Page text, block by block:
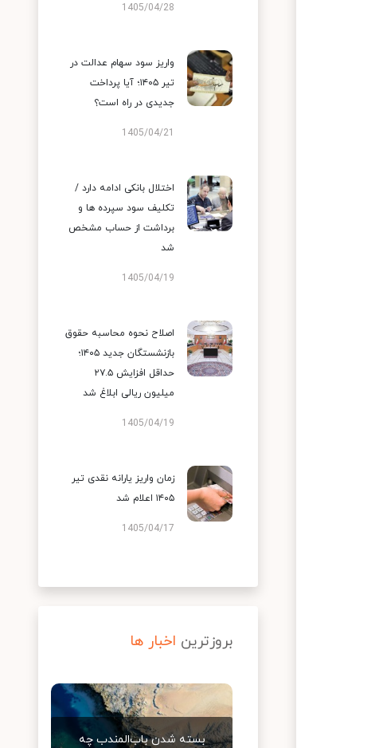
1405/04/28
واریز سود سهام عدالت در
تیر ۱۴۰۵؛ آیا پرداخت
جدیدی در راه است؟
1405/04/21
اختلال بانکی ادامه دارد /
تکلیف سود سپرده ها و
برداشت از حساب مشخص
شد
1405/04/19
اصلاح نحوه محاسبه حقوق
بازنشستگان جدید ۱۴۰۵؛
حداقل افزایش ۲۷.۵
میلیون ریالی ابلاغ شد
1405/04/19
زمان واریز یارانه نقدی تیر
۱۴۰۵ اعلام شد
1405/04/17
بروزترین اخبار ها
بسته شدن باب‌المندب چه